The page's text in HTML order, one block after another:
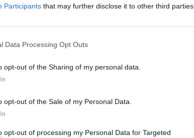
Participants that may further disclose it to other third parties.
Data Processing Opt Outs
opt-out of the Sharing of my personal data.
opt-out of the Sale of my Personal Data.
opt-out of processing my Personal Data for Targeted
István Campusa
és erősíti
és Könyvtár biztosít.
NE CSAK A